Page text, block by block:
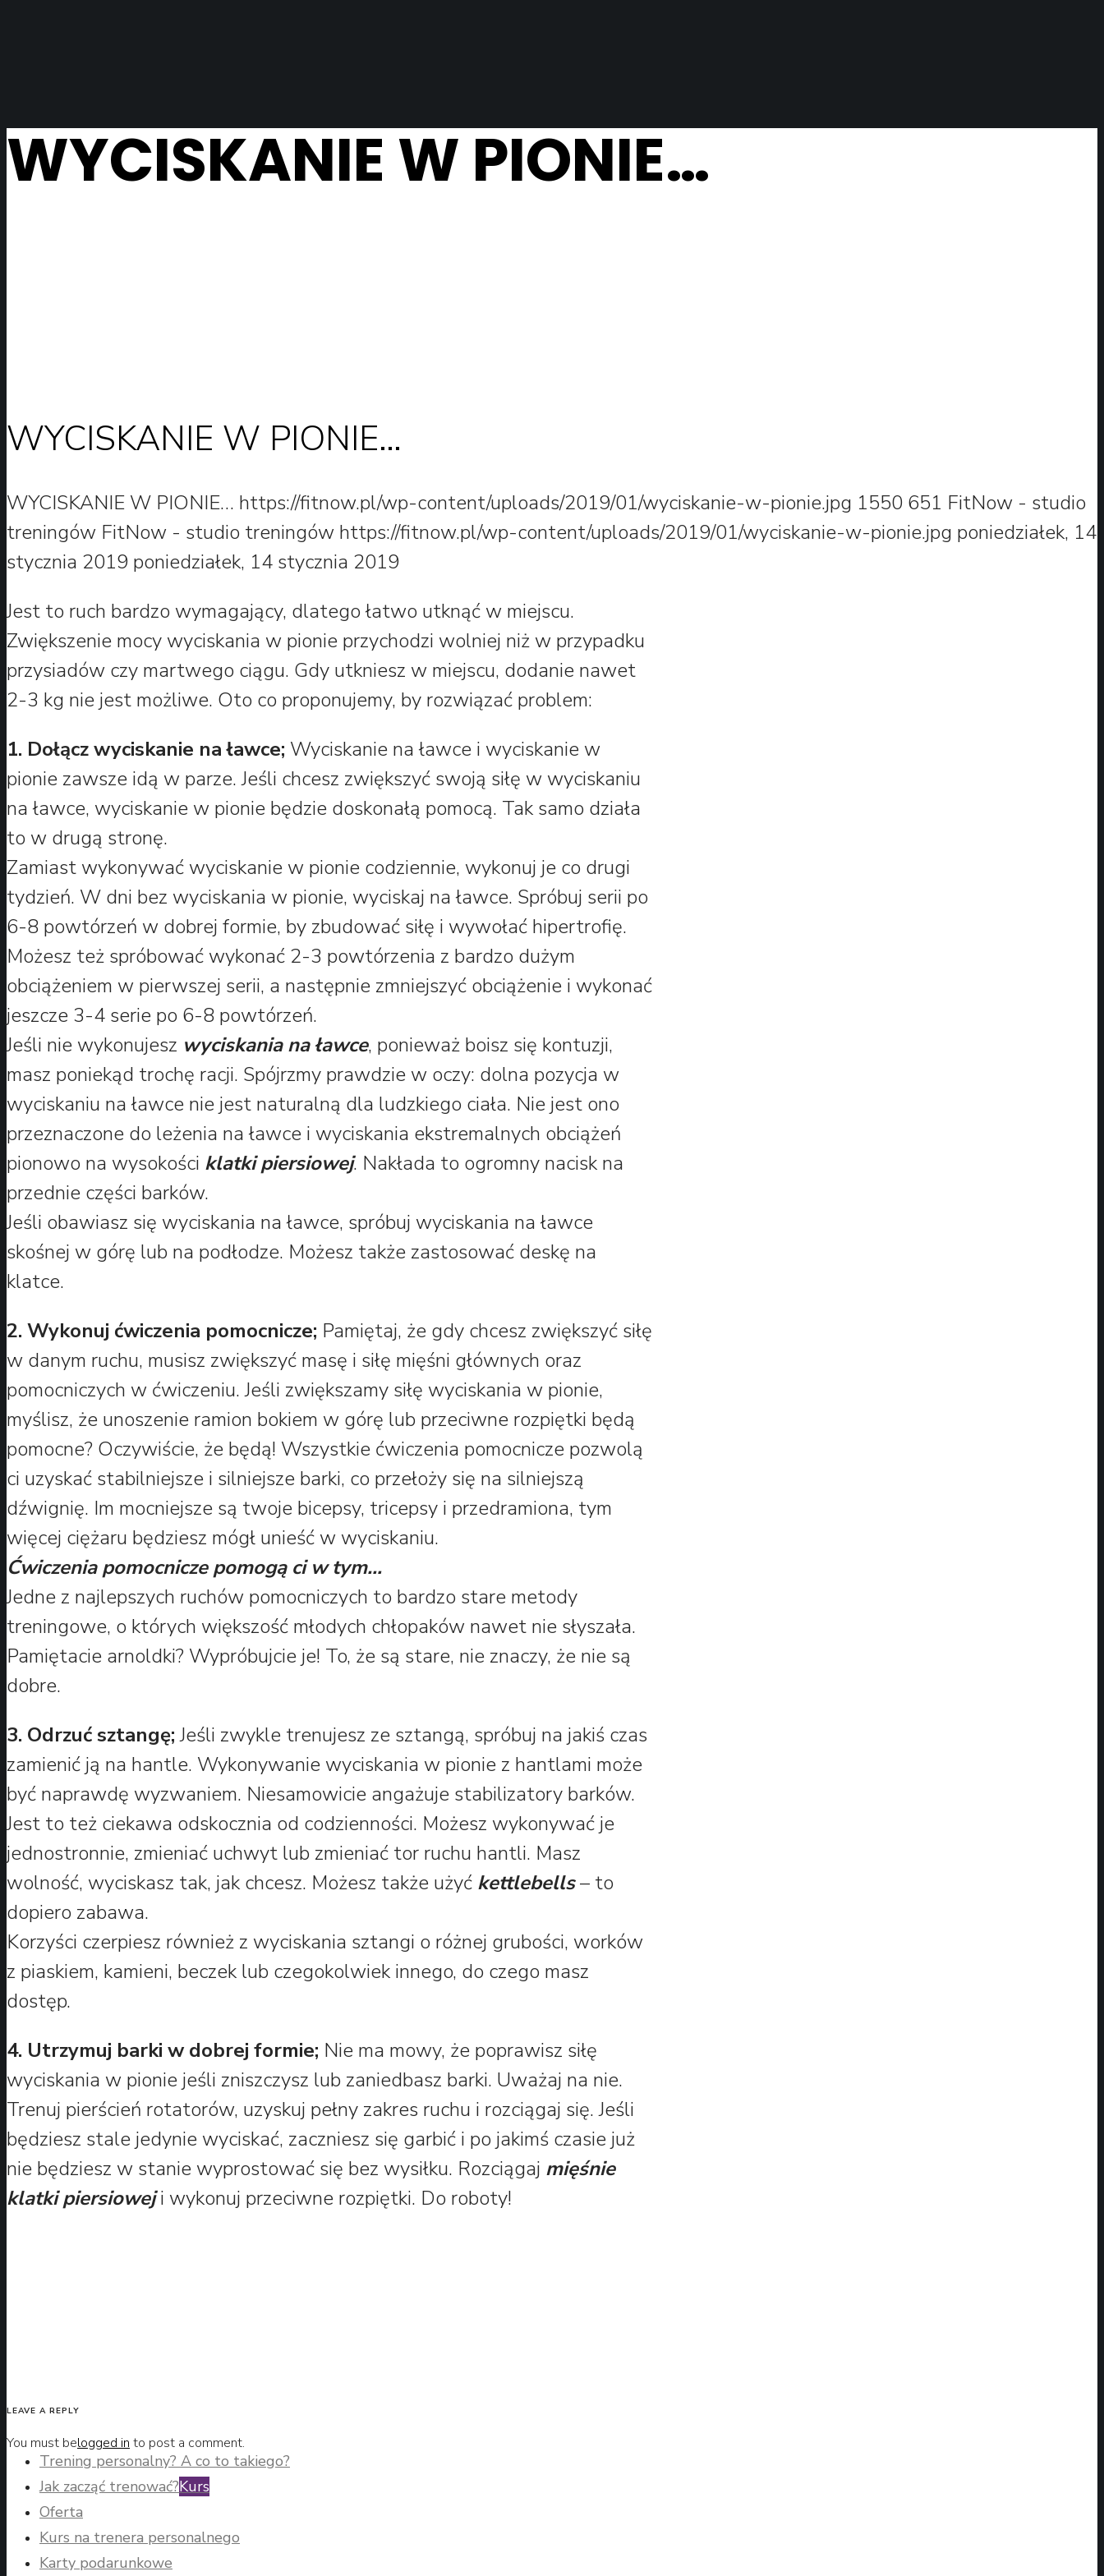
WYCISKANIE W PIONIE…
WYCISKANIE W PIONIE…
WYCISKANIE W PIONIE… https://fitnow.pl/wp-content/uploads/2019/01/wyciskanie-w-pionie.jpg 1550 651 FitNow - studio
treningów FitNow - studio treningów https://fitnow.pl/wp-content/uploads/2019/01/wyciskanie-w-pionie.jpg poniedziałek, 14
stycznia 2019 poniedziałek, 14 stycznia 2019
Jest to ruch bardzo wymagający, dlatego łatwo utknąć w miejscu.
Zwiększenie mocy wyciskania w pionie przychodzi wolniej niż w przypadku
przysiadów czy martwego ciągu. Gdy utkniesz w miejscu, dodanie nawet
2-3 kg nie jest możliwe. Oto co proponujemy, by rozwiązać problem:
1. Dołącz wyciskanie na ławce; Wyciskanie na ławce i wyciskanie w
pionie zawsze idą w parze. Jeśli chcesz zwiększyć swoją siłę w wyciskaniu
na ławce, wyciskanie w pionie będzie doskonałą pomocą. Tak samo działa
to w drugą stronę.
Zamiast wykonywać wyciskanie w pionie codziennie, wykonuj je co drugi
tydzień. W dni bez wyciskania w pionie, wyciskaj na ławce. Spróbuj serii po
6-8 powtórzeń w dobrej formie, by zbudować siłę i wywołać hipertrofię.
Możesz też spróbować wykonać 2-3 powtórzenia z bardzo dużym
obciążeniem w pierwszej serii, a następnie zmniejszyć obciążenie i wykonać
jeszcze 3-4 serie po 6-8 powtórzeń.
Jeśli nie wykonujesz wyciskania na ławce, ponieważ boisz się kontuzji,
masz poniekąd trochę racji. Spójrzmy prawdzie w oczy: dolna pozycja w
wyciskaniu na ławce nie jest naturalną dla ludzkiego ciała. Nie jest ono
przeznaczone do leżenia na ławce i wyciskania ekstremalnych obciążeń
pionowo na wysokości klatki piersiowej. Nakłada to ogromny nacisk na
przednie części barków.
Jeśli obawiasz się wyciskania na ławce, spróbuj wyciskania na ławce
skośnej w górę lub na podłodze. Możesz także zastosować deskę na
klatce.
2. Wykonuj ćwiczenia pomocnicze; Pamiętaj, że gdy chcesz zwiększyć siłę
w danym ruchu, musisz zwiększyć masę i siłę mięśni głównych oraz
pomocniczych w ćwiczeniu. Jeśli zwiększamy siłę wyciskania w pionie,
myślisz, że unoszenie ramion bokiem w górę lub przeciwne rozpiętki będą
pomocne? Oczywiście, że będą! Wszystkie ćwiczenia pomocnicze pozwolą
ci uzyskać stabilniejsze i silniejsze barki, co przełoży się na silniejszą
dźwignię. Im mocniejsze są twoje bicepsy, tricepsy i przedramiona, tym
więcej ciężaru będziesz mógł unieść w wyciskaniu.
Ćwiczenia pomocnicze pomogą ci w tym…
Jedne z najlepszych ruchów pomocniczych to bardzo stare metody
treningowe, o których większość młodych chłopaków nawet nie słyszała.
Pamiętacie arnoldki? Wypróbujcie je! To, że są stare, nie znaczy, że nie są
dobre.
3. Odrzuć sztangę;Jeśli zwykle trenujesz ze sztangą, spróbuj na jakiś czas
zamienić ją na hantle. Wykonywanie wyciskania w pionie z hantlami może
być naprawdę wyzwaniem. Niesamowicie angażuje stabilizatory barków.
Jest to też ciekawa odskocznia od codzienności. Możesz wykonywać je
jednostronnie, zmieniać uchwyt lub zmieniać tor ruchu hantli. Masz
wolność, wyciskasz tak, jak chcesz. Możesz także użyć kettlebells– to
dopiero zabawa.
Korzyści czerpiesz również z wyciskania sztangi o różnej grubości, worków
z piaskiem, kamieni, beczek lub czegokolwiek innego, do czego masz
dostęp.
4. Utrzymuj barki w dobrej formie; Nie ma mowy, że poprawisz siłę
wyciskania w pionie jeśli zniszczysz lub zaniedbasz barki. Uważaj na nie.
Trenuj pierścień rotatorów, uzyskuj pełny zakres ruchu i rozciągaj się. Jeśli
będziesz stale jedynie wyciskać, zaczniesz się garbić i po jakimś czasie już
nie będziesz w stanie wyprostować się bez wysiłku. Rozciągaj mięśnie
klatki piersioweji wykonuj przeciwne rozpiętki. Do roboty!
LEAVE A REPLY
You must belogged in to post a comment.
Trening personalny? A co to takiego?
Jak zacząć trenować?Kurs
Oferta
Kurs na trenera personalnego
Karty podarunkowe